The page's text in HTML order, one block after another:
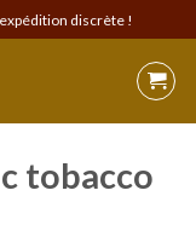
discrète !
tobacco